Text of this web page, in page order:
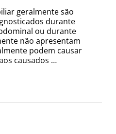
geralmente são
durante
ou durante
não apresentam
podem causar
causados …